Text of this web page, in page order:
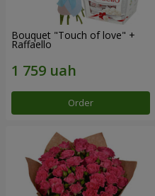
Bouquet "Touch of love" +
Raffaello
Order